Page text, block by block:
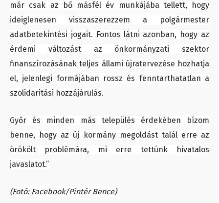
már csak az bő másfél év munkájába tellett, hogy
ideiglenesen visszaszerezzem a polgármester
adatbetekintési jogait. Fontos látni azonban, hogy az
érdemi változást az önkormányzati szektor
finanszírozásának teljes állami újratervezése hozhatja
el, jelenlegi formájában rossz és fenntarthatatlan a
szolidaritási hozzájárulás.
Győr és minden más település érdekében bízom
benne, hogy az új kormány megoldást talál erre az
örökölt problémára, mi erre tettünk hivatalos
javaslatot.”
(Fotó: Facebook/Pintér Bence)